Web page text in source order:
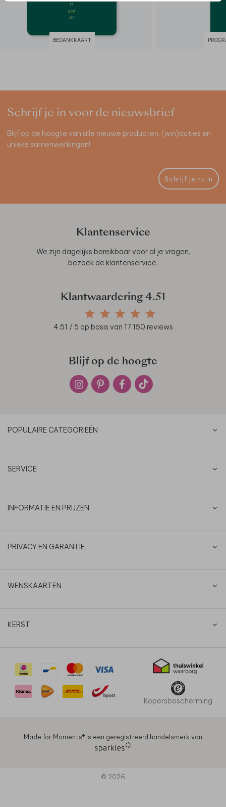
BEDANKKAART
Schrijf je in voor de nieuwsbrief
Blijf op de hoogte van alle nieuwe producten, (win)acties en
unieke samenwerkingen!
Schrijf je nu in
Klantenservice
We zijn dagelijks bereikbaar voor al je vragen,
bezoek de klantenservice.
Klantwaardering 4.51
4.51 / 5 op basis van 17.150 reviews
Blijf op de hoogte
POPULAIRE CATEGORIEËN
SERVICE
INFORMATIE EN PRIJZEN
PRIVACY EN GARANTIE
WENSKAARTEN
KERST
Kopersbescherming
Made for Moments®️ is een geregistreerd handelsmerk van
© 2026